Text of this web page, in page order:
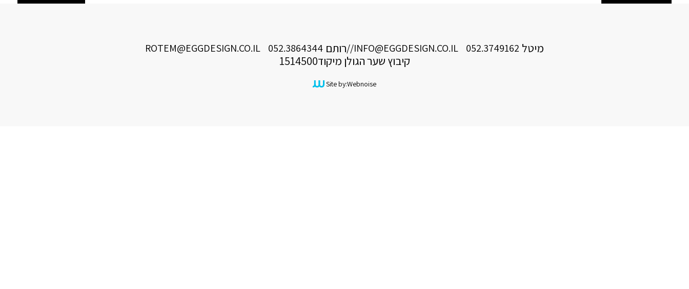
מיטל 052.3749162
INFO@EGGDESIGN.CO.IL
//רותם 052.3864344
ROTEM@EGGDESIGN.CO.IL
קיבוץ שער הגולן מיקוד1514500
Site by:Webnoise